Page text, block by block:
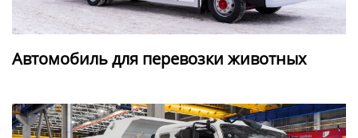
Автомобиль для перевозки животных